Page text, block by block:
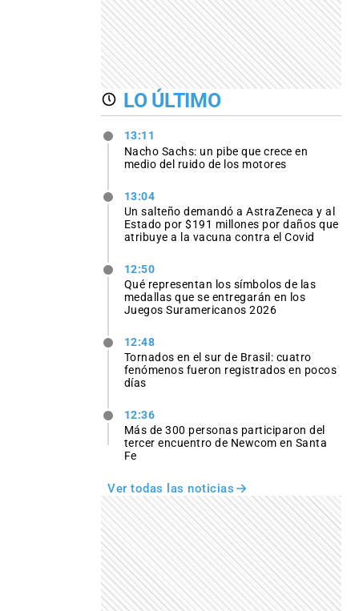
LO ÚLTIMO
13:11
Nacho Sachs: un pibe que crece en
medio del ruido de los motores
13:04
Un salteño demandó a AstraZeneca y al
Estado por $191 millones por daños que
atribuye a la vacuna contra el Covid
12:50
Qué representan los símbolos de las
medallas que se entregarán en los
Juegos Suramericanos 2026
12:48
Tornados en el sur de Brasil: cuatro
fenómenos fueron registrados en pocos
días
12:36
Más de 300 personas participaron del
tercer encuentro de Newcom en Santa
Fe
Ver todas las noticias